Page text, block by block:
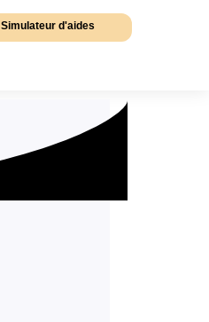
Simulateur d'aides